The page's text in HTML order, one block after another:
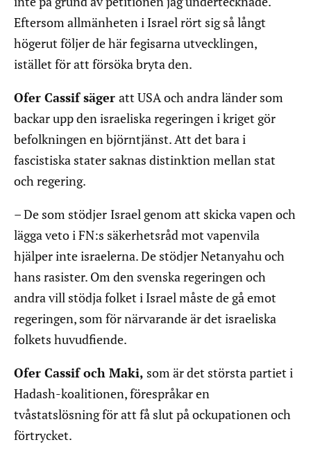
Eftersom allmänheten i Israel rört sig så långt
högerut följer de här fegisarna utvecklingen,
istället för att försöka bryta den.
Ofer Cassif säger att USA och andra länder som
backar upp den israeliska regeringen i kriget gör
befolkningen en björntjänst. Att det bara i
fascistiska stater saknas distinktion mellan stat
och regering.
– De som stödjer Israel genom att skicka vapen och
lägga veto i FN:s säkerhetsråd mot vapenvila
hjälper inte israelerna. De stödjer Netanyahu och
hans rasister. Om den svenska regeringen och
andra vill stödja folket i Israel måste de gå emot
regeringen, som för närvarande är det israeliska
folkets huvudfiende.
Ofer Cassif och Maki, som är det största partiet i
Hadash-koalitionen, förespråkar en
tvåstatslösning för att få slut på ockupationen och
förtrycket.